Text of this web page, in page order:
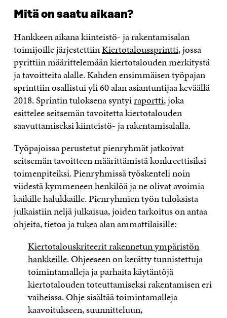
Mitä on saatu aikaan?
Hankkeen aikana kiinteistö- ja rakentamisalan
toimijoille järjestettiinKiertotaloussprintti, jossa
pyrittiin määrittelemään kiertotalouden merkitystä
ja tavoitteita alalle. Kahden ensimmäisen työpajan
sprinttiin osallistui yli 60 alan asiantuntijaa keväällä
2018. Sprintin tuloksena syntyiraportti, joka
esittelee seitsemän tavoitetta kiertotalouden
saavuttamiseksi kiinteistö- ja rakentamisalalla.
Työpajoissa perustetut pienryhmät jatkoivat
seitsemän tavoitteen määrittämistä konkreettisiksi
toimenpiteiksi. Pienryhmissä työskenteli noin
viidestä kymmeneen henkilöä ja ne olivat avoimia
kaikille halukkaille. Pienryhmien työn tuloksista
julkaistiin neljä julkaisua, joiden tarkoitus on antaa
ohjeita, tietoa ja tukea alan ammattilaisille:
Kiertotalouskriteerit rakennetun ympäristön
hankkeille. Ohjeeseen on kerätty tunnistettuja
toimintamalleja ja parhaita käytäntöjä
kiertotalouden toteuttamiseksi rakentamisen eri
vaiheissa. Ohje sisältää toimintamalleja
kaavoitukseen, suunnitteluun,